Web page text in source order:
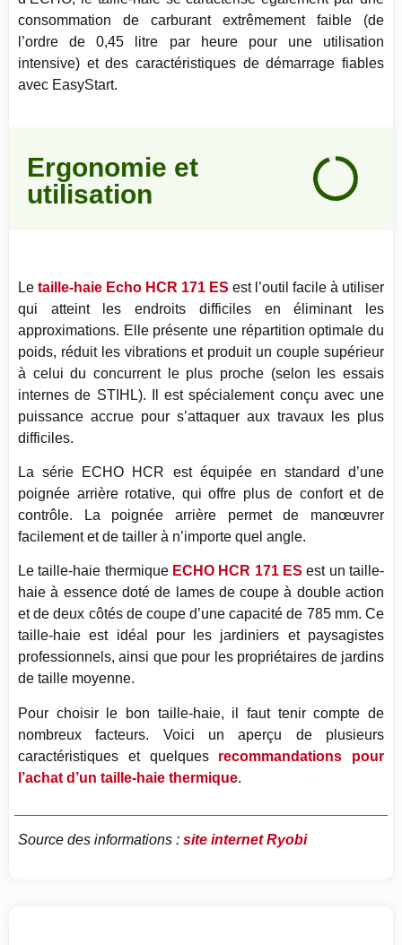
consommation de carburant extrêmement faible (de
l’ordre de 0,45 litre par heure pour une utilisation
intensive) et des caractéristiques de démarrage fiables
avec EasyStart.
Ergonomie et
utilisation
avis
95%
Le taille-haie Echo HCR 171 ES est l’outil facile à utiliser
qui atteint les endroits difficiles en éliminant les
approximations. Elle présente une répartition optimale du
poids, réduit les vibrations et produit un couple supérieur
à celui du concurrent le plus proche (selon les essais
internes de STIHL). Il est spécialement conçu avec une
puissance accrue pour s’attaquer aux travaux les plus
difficiles.
La série ECHO HCR est équipée en standard d’une
poignée arrière rotative, qui offre plus de confort et de
contrôle. La poignée arrière permet de manœuvrer
facilement et de tailler à n’importe quel angle.
Le taille-haie thermique ECHO HCR 171 ES est un taille-
haie à essence doté de lames de coupe à double action
et de deux côtés de coupe d’une capacité de 785 mm. Ce
taille-haie est idéal pour les jardiniers et paysagistes
professionnels, ainsi que pour les propriétaires de jardins
de taille moyenne.
Pour choisir le bon taille-haie, il faut tenir compte de
nombreux facteurs. Voici un aperçu de plusieurs
caractéristiques et quelques recommandations pour
l’achat d’un taille-haie thermique.
Source des informations : site internet Ryobi